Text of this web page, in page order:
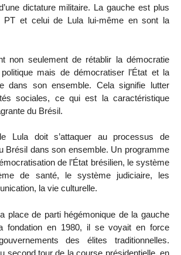
dictature militaire. La gauche est plus
PT et celui de Lula lui-même en sont la
non seulement de rétablir la démocratie
mais de démocratiser l’État et la
dans son ensemble. Cela signifie lutter
sociales, ce qui est la caractéristique
du Brésil.
Lula doit s’attaquer au processus de
Brésil dans son ensemble. Un programme
de l’État brésilien, le système
de santé, le système judiciaire, les
la vie culturelle.
place de parti hégémonique de la gauche
fondation en 1980, il se voyait en force
des élites traditionnelles.